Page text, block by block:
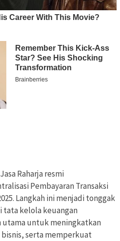
Raharja resmi
Pembayaran Transaksi
Langkah ini menjadi tonggak
tata kelola keuangan
utama untuk meningkatkan
bisnis, serta memperkuat